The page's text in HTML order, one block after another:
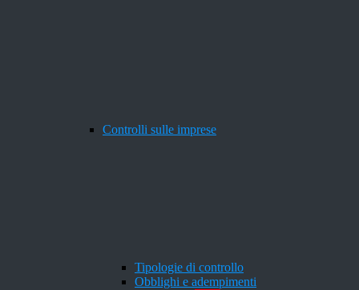
Controlli sulle imprese
Tipologie di controllo
Obblighi e adempimenti